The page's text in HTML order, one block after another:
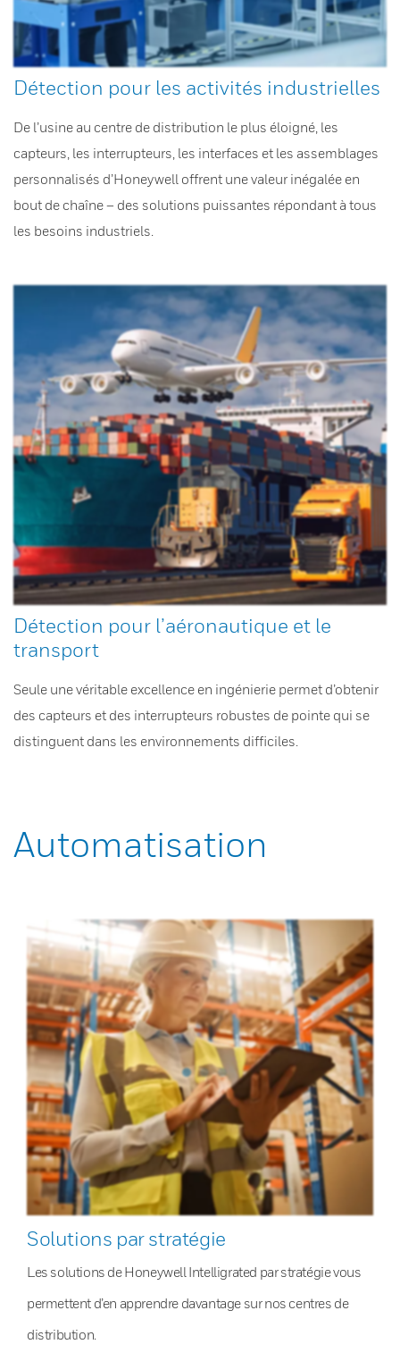
Détection pour les activités industrielles
De l’usine au centre de distribution le plus éloigné, les
capteurs, les interrupteurs, les interfaces et les assemblages
personnalisés d’Honeywell offrent une valeur inégalée en
bout de chaîne – des solutions puissantes répondant à tous
les besoins industriels.
Détection pour l’aéronautique et le
transport
Seule une véritable excellence en ingénierie permet d’obtenir
des capteurs et des interrupteurs robustes de pointe qui se
distinguent dans les environnements difficiles.
Automatisation
Solutions par stratégie
Les solutions de Honeywell Intelligrated par stratégie vous
permettent d’en apprendre davantage sur nos centres de
distribution.